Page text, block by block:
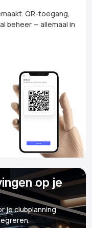
QR-toegang,
beheer — allemaal in
op je
je clubplanning